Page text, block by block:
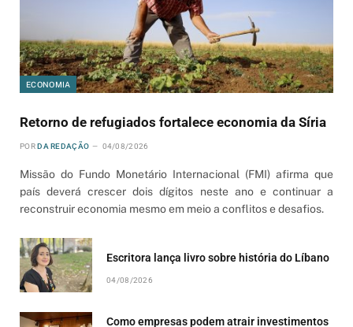
ECONOMIA
Retorno de refugiados fortalece economia da Síria
POR DA REDAÇÃO 04/08/2026
Missão do Fundo Monetário Internacional (FMI) afirma que
país deverá crescer dois dígitos neste ano e continuar a
reconstruir economia mesmo em meio a conflitos e desafios.
Escritora lança livro sobre história do Líbano
04/08/2026
Como empresas podem atrair investimentos